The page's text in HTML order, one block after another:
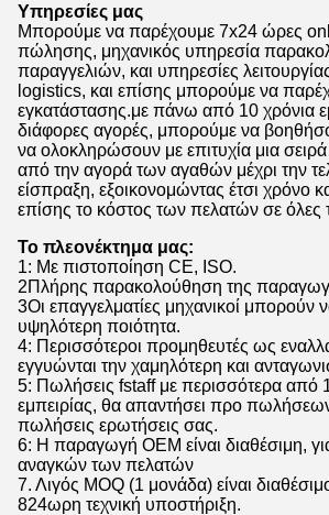
Υπηρεσίες μας
Μπορούμε να παρέχουμε 7x24 ώρες
πώλησης, μηχανικός υπηρεσία
παραγγελιών, και υπηρεσίες
logistics, και επίσης μπορούμε να
εγκατάστασης.με πάνω από 10 χρόνια
διάφορες αγορές, μπορούμε να
να ολοκληρώσουν με επιτυχία μια
από την αγορά των αγαθών μέχρι την
είσπραξη, εξοικονομώντας έτσι χρόνο
επίσης το κόστος των πελατών σε όλες
Το πλεονέκτημα μας:
1: Με πιστοποίηση CE, ISO.
2Πλήρης παρακολούθηση της
3Οι επαγγελματίες μηχανικοί μπορούν
υψηλότερη ποιότητα.
4: Περισσότεροι προμηθευτές ως
εγγυώνται την χαμηλότερη και
5: Πωλήσεις fstaff με περισσότερα από
εμπειρίας, θα απαντήσει προ πωλήσεων
πωλήσεις ερωτήσεις σας.
6: Η παραγωγή OEM είναι διαθέσιμη,
αναγκών των πελατών
7. Λιγός MOQ (1 μονάδα) είναι
824ωρη τεχνική υποστήριξη.